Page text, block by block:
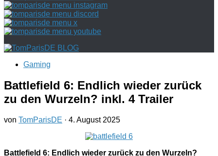
Gaming
Battlefield 6: Endlich wieder zurück
zu den Wurzeln? inkl. 4 Trailer
von TomParisDE · 4. August 2025
Battlefield 6: Endlich wieder zurück zu den Wurzeln?